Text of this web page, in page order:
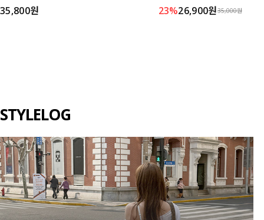
35,800원 23%26,900원35,000원
STYLELOG